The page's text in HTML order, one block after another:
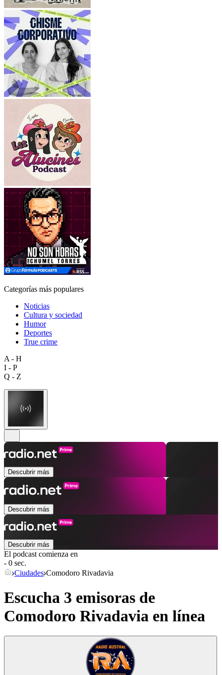
Categorías más populares
Noticias
Cultura y sociedad
Humor
Deportes
True crime
A - H
I - P
Q - Z
Descubrir más
Descubrir más
Descubrir más
El podcast comienza en
- 0 sec.
Ciudades Comodoro Rivadavia
Escucha 3 emisoras de
Comodoro Rivadavia en línea